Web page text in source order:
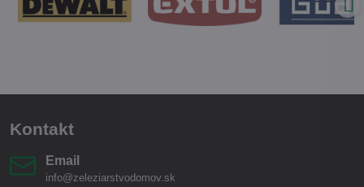
Kontakt
Email
info@zeleziarstvodomov.sk